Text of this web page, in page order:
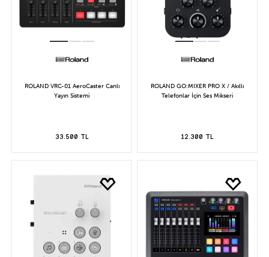
ROLAND VRC-01 AeroCaster Canlı
Yayın Sistemi
33.500 TL
ROLAND GO:MIXER PRO X / Akıllı
Telefonlar İçin Ses Mikseri
12.300 TL